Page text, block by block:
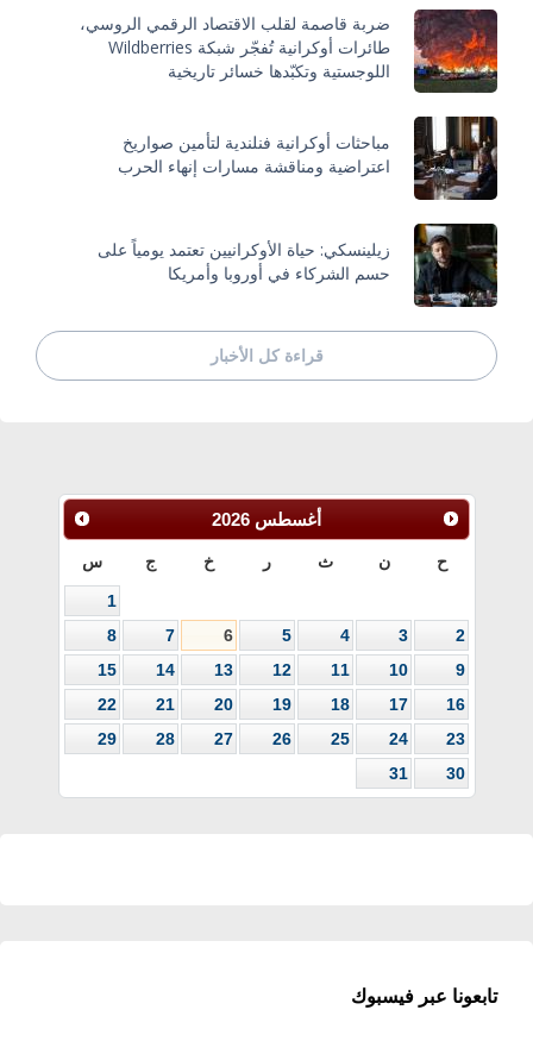
ضربة قاصمة لقلب الاقتصاد الرقمي الروسي،
طائرات أوكرانية تُفجّر شبكة Wildberries
اللوجستية وتكبّدها خسائر تاريخية
مباحثات أوكرانية فنلندية لتأمين صواريخ
اعتراضية ومناقشة مسارات إنهاء الحرب
زيلينسكي: حياة الأوكرانيين تعتمد يومياً على
حسم الشركاء في أوروبا وأمريكا
قراءة كل الأخبار
أغسطس 2026
ح ن ث ر خ ج س
1
2
3
4
5
6
7
8
9
10
11
12
13
14
15
16
17
18
19
20
21
22
23
24
25
26
27
28
29
30
31
تابعونا عبر فيسبوك